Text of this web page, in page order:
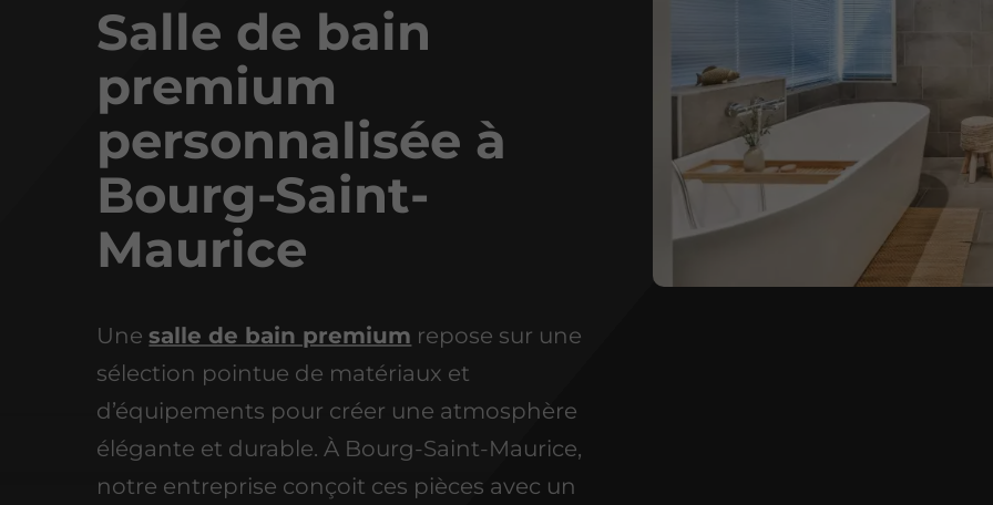
Salle de bain
premium
personnalisée à
Bourg-Saint-
Maurice
Unesalle de bain premium repose sur une
sélection pointue de matériaux et
d’équipements pour créer une atmosphère
élégante et durable. À Bourg-Saint-Maurice,
notre entreprise conçoit ces pièces avec un